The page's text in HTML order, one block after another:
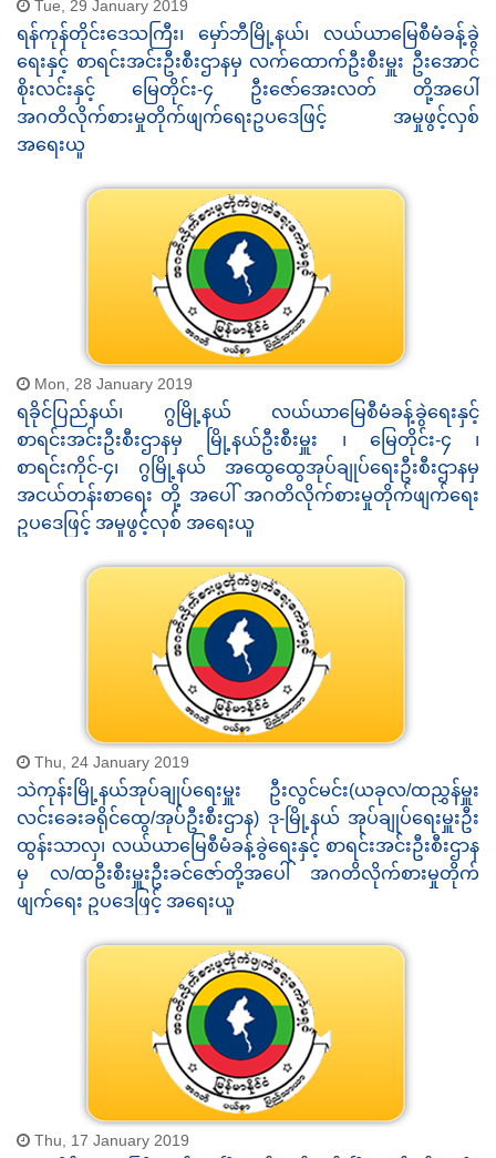
Tue, 29 January 2019
ရန်ကုန်တိုင်းဒေသကြီး၊ မှော်ဘီမြို့နယ်၊ လယ်ယာမြေစီမံခန့်ခွဲ
ရေးနှင့် စာရင်းအင်းဦးစီးဌာနမှ လက်ထောက်ဦးစီးမှူး ဦးအောင်
စိုးလင်းနှင့် မြေတိုင်း-၄ ဦးဇော်အေးလတ် တို့အပေါ်
အဂတိလိုက်စားမှုတိုက်ဖျက်ရေးဥပဒေဖြင့် အမှုဖွင့်လှစ်
အရေးယူ
Mon, 28 January 2019
ရခိုင်ပြည်နယ်၊ ဂွမြို့နယ် လယ်ယာမြေစီမံခန့်ခွဲရေးနှင့်
စာရင်းအင်းဦးစီးဌာနမှ မြို့နယ်ဦးစီးမှူး ၊ မြေတိုင်း-၄ ၊
စာရင်းကိုင်-၄၊ ဂွမြို့နယ် အထွေထွေအုပ်ချုပ်ရေးဦးစီးဌာနမှ
အငယ်တန်းစာရေး တို့ အပေါ် အဂတိလိုက်စားမှုတိုက်ဖျက်ရေး
ဥပဒေဖြင့် အမှုဖွင့်လှစ် အရေးယူ
Thu, 24 January 2019
သဲကုန်းမြို့နယ်အုပ်ချုပ်ရေးမှူး ဦးလွင်မင်း(ယခုလ/ထညွှန်မှူး
လင်းခေးခရိုင်ထွေ/အုပ်ဦးစီးဌာန) ဒု-မြို့နယ် အုပ်ချုပ်ရေးမှူးဦး
ထွန်းသာလှ၊ လယ်ယာမြေစီမံခန့်ခွဲရေးနှင့် စာရင်းအင်းဦးစီးဌာန
မှ လ/ထဦးစီးမှူးဦးခင်ဇော်တို့အပေါ် အဂတိလိုက်စားမှုတိုက်
ဖျက်ရေး ဥပဒေဖြင့် အရေးယူ
Thu, 17 January 2019